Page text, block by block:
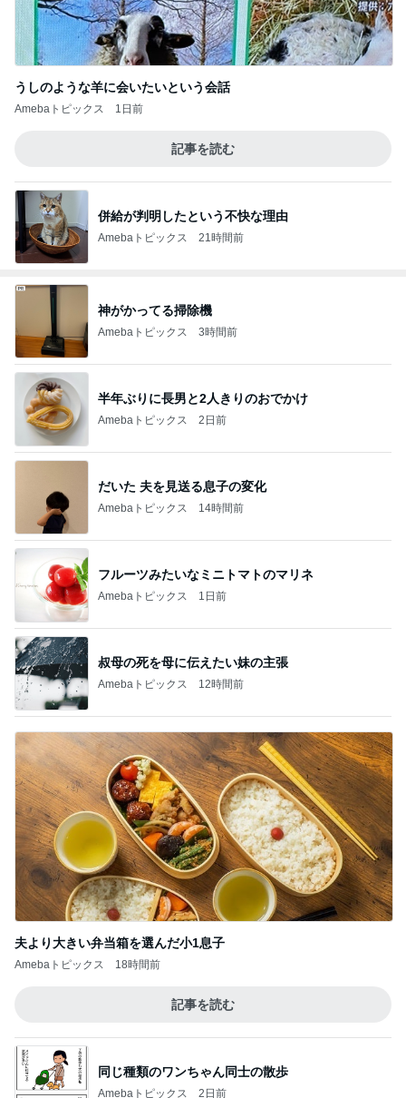
うしのような羊に会いたいという会話
Amebaトピックス 1日前
記事を読む
併給が判明したという不快な理由
Amebaトピックス 21時間前
神がかってる掃除機
Amebaトピックス 3時間前
半年ぶりに長男と2人きりのおでかけ
Amebaトピックス 2日前
だいた 夫を見送る息子の変化
Amebaトピックス 14時間前
フルーツみたいなミニトマトのマリネ
Amebaトピックス 1日前
叔母の死を母に伝えたい妹の主張
Amebaトピックス 12時間前
夫より大きい弁当箱を選んだ小1息子
Amebaトピックス 18時間前
記事を読む
同じ種類のワンちゃん同士の散歩
Amebaトピックス 2日前